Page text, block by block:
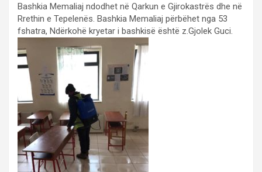
Bashkia Memaliaj ndodhet në Qarkun e Gjirokastrës dhe në
Rrethin e Tepelenës. Bashkia Memaliaj përbëhet nga 53
fshatra, Ndërkohë kryetar i bashkisë është z.Gjolek Guci.